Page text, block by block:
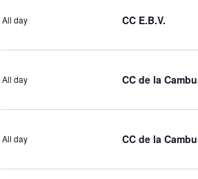
All day CC E.B.V.
All day CC de la
All day CC de la